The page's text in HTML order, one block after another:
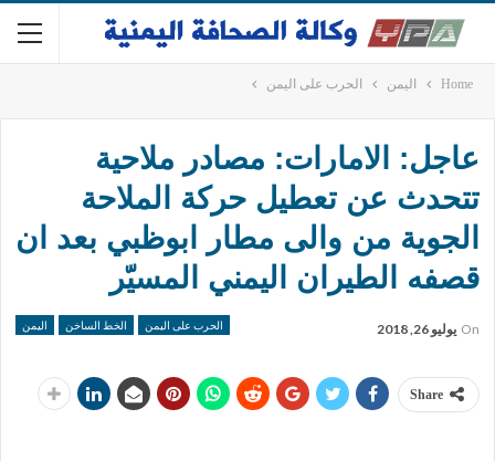
Home اليمن الحرب على اليمن
عاجل: الامارات: مصادر ملاحية
تتحدث عن تعطيل حركة الملاحة
الجوية من والى مطار ابوظبي بعد ان
قصفه الطيران اليمني المسيّر
الحرب على اليمن الخط الساخن اليمن On يوليو 26, 2018
Share